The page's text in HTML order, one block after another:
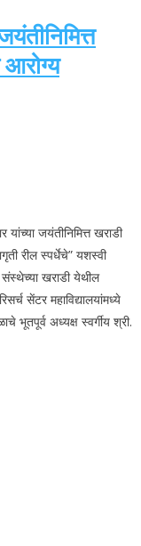
जयंतीनिमित्त खराडी
रील स्पर्धेचे” यशस्वी
खराडी येथील
सेंटर महाविद्यालयांमध्ये
भूतपूर्व अध्यक्ष स्वर्गीय श्री.